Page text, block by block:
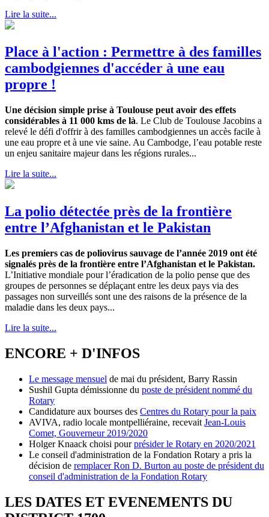
Lire la suite...
Place à l'action : Permettre à des familles
cambodgiennes d'accéder à une eau
propre !
Une décision simple prise à Toulouse peut avoir des effets
considérables à 11 000 kms de là. Le Club de Toulouse Jacobins a
relevé le défi d'offrir à des familles cambodgiennes un accès facile à
une eau propre et à une vie saine. Au Cambodge, l’eau potable reste
un enjeu sanitaire majeur dans les régions rurales...
Lire la suite...
La polio détectée près de la frontière
entre l’Afghanistan et le Pakistan
Les premiers cas de poliovirus sauvage de l’année 2019 ont été
signalés près de la frontière entre l’Afghanistan et le Pakistan.
L’Initiative mondiale pour l’éradication de la polio pense que des
groupes de personnes se déplaçant entre les deux pays via des
passages non surveillés sont une des raisons de la présence de la
maladie dans les deux pays...
Lire la suite...
ENCORE + D'INFOS
Le message mensuel de mai du président, Barry Rassin
Sushil Gupta démissionne du poste de président nommé du
Rotary
Candidature aux bourses des Centres du Rotary pour la paix
AVIVA, radio locale montpelliéraine, recevait Jean-Louis
Comet, Gouverneur 2019/2020
Holger Knaack choisi pourprésider le Rotary en 2020/2021
Le conseil d'administration de la Fondation Rotary a pris la
décision de remplacer Ron D. Burton au poste de président du
conseil d'administration de la Fondation Rotary
LES DATES ET EVENEMENTS DU